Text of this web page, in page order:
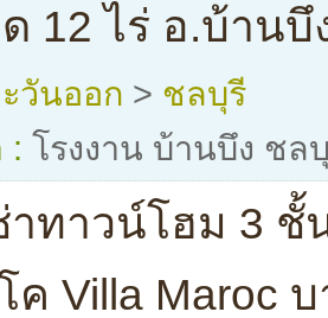
12 ไร่ อ.บ้านบึ
วันออก > ชลบุรี
: โรงงาน บ้านบึง ชล
าทาวน์โฮม 3 ชั้
ค Villa Maroc